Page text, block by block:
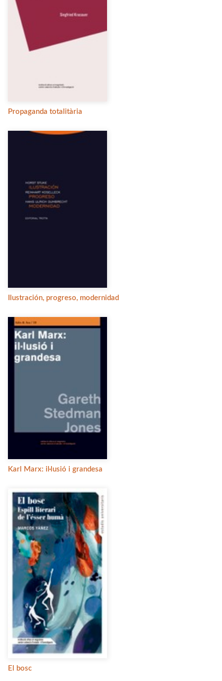
Propaganda totalitària
Ilustración, progreso, modernidad
Karl Marx: il·lusió i grandesa
El bosc